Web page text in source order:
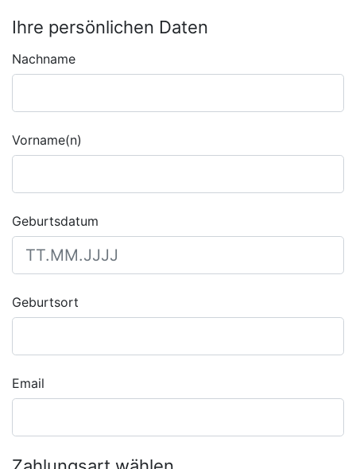
Ihre persönlichen Daten
Nachname
Vorname(n)
Geburtsdatum
Geburtsort
Email